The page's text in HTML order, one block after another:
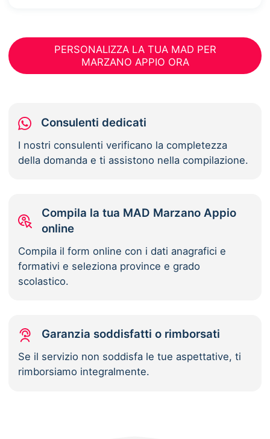
PERSONALIZZA LA TUA MAD PER
MARZANO APPIO ORA
Consulenti dedicati
I nostri consulenti verificano la completezza
della domanda e ti assistono nella compilazione.
Compila la tua MAD Marzano Appio
online
Compila il form online con i dati anagrafici e
formativi e seleziona province e grado
scolastico.
Garanzia soddisfatti o rimborsati
Se il servizio non soddisfa le tue aspettative, ti
rimborsiamo integralmente.